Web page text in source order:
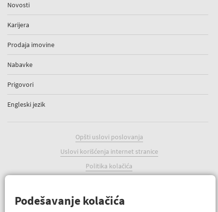
Novosti
Karijera
Prodaja imovine
Nabavke
Prigovori
Engleski jezik
Opšti uslovi poslovanja
Uslovi korišćenja internet stranice
Politika kolačića
Podešavanje kolačića